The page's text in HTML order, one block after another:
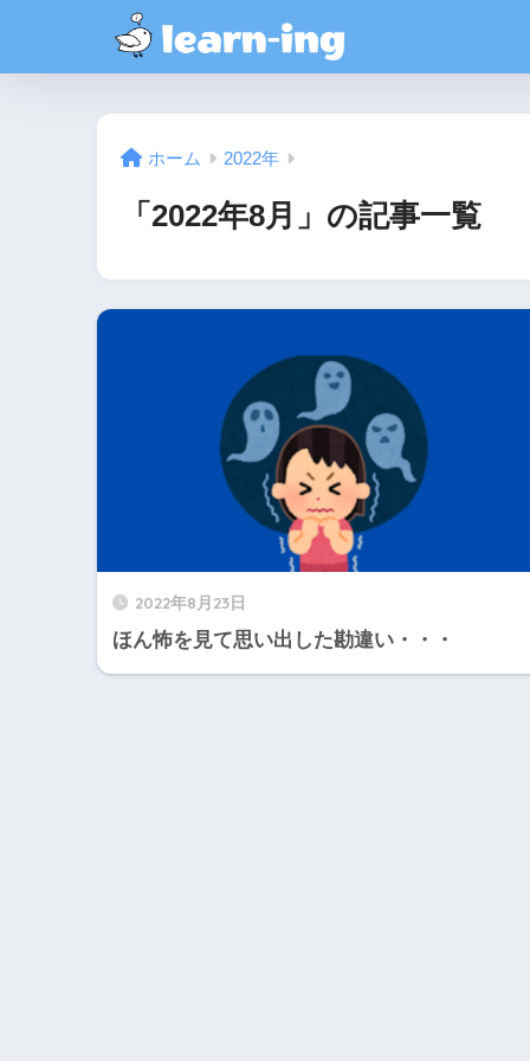
ホーム 2022年
「2022年8月」の記事一覧
2022年8月23日
ほん怖を見て思い出した勘違い・・・